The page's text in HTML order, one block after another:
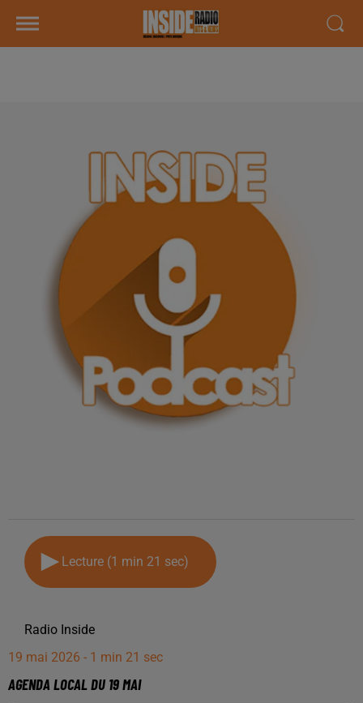
Lecture (1 min 21 sec)
Radio Inside
19 mai 2026 - 1 min 21 sec
AGENDA LOCAL DU 19 MAI